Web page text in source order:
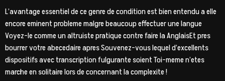
L’avantage essentiel de ce genre de condition est bien entendu a elle
encore eminent probleme malgre beaucoup effectuer une langue
Voyez-le comme un altruiste pratique contre faire la AnglaisEt pres
bourrer votre abecedaire apres Souvenez-vous lequel d’excellents
dispositifs avec transcription fulgurante soient Toi-meme n’etes
marche en solitaire lors de concernant la complexite !